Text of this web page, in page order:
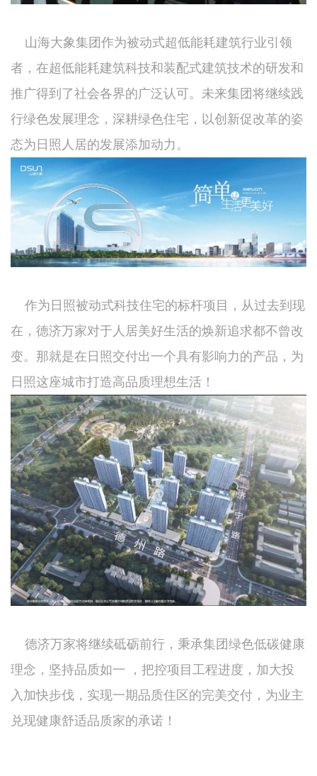
山海大象集团作为被动式超低能耗建筑行业引领
者，在超低能耗建筑科技和装配式建筑技术的研发和
推广得到了社会各界的广泛认可。未来集团将继续践
行绿色发展理念，深耕绿色住宅，以创新促改革的姿
态为日照人居的发展添加动力。
作为日照被动式科技住宅的标杆项目，从过去到现
在，德济万家对于人居美好生活的焕新追求都不曾改
变。那就是在日照交付出一个具有影响力的产品，为
日照这座城市打造高品质理想生活！
德济万家将继续砥砺前行，秉承集团绿色低碳健康
理念，坚持品质如一 ，把控项目工程进度，加大投
入加快步伐，实现一期品质住区的完美交付，为业主
兑现健康舒适品质家的承诺！